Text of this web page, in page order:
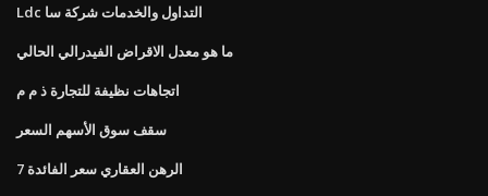
Ldc التداول والخدمات شركة سا
ما هو معدل الاقراض الفيدرالي الحالي
اتجاهات نظيفة للتجارة ذ م م
سقف سوق الأسهم السعر
7 الرهن العقاري سعر الفائدة